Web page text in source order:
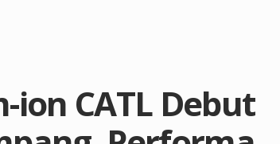
ion CATL Debut